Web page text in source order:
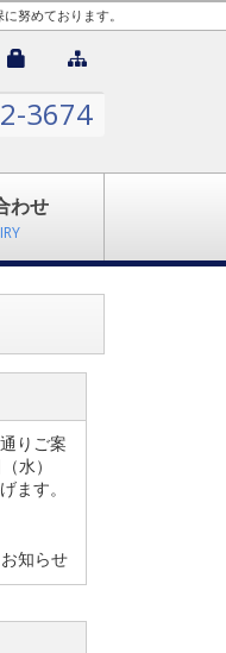
努めております。

3674
わせ
りご案
水）
ます。
お知らせ